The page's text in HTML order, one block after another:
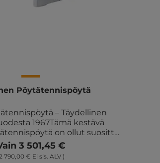
Pöytätennispöytä
– Täydellinen
1967Tämä kestävä
on ollut suosittu
pihoilla ja nuorisoklubeilla jo
rakenteensa ansiosta
3 501,45 €
790,00 € Ei sis. ALV )